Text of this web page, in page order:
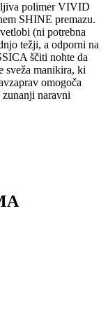
polimer VIVID
SHINE premazu.
(ni potrebna
težji, a odporni na
ščiti nohte da
sveža manikira, ki
omogoča
naravni